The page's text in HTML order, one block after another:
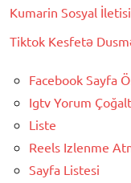
Kumarin Sosyal
Tiktok Kesfetə
Facebook Sayfa
Igtv Yorum
Liste
Reels Izlenme
Sayfa Listesi